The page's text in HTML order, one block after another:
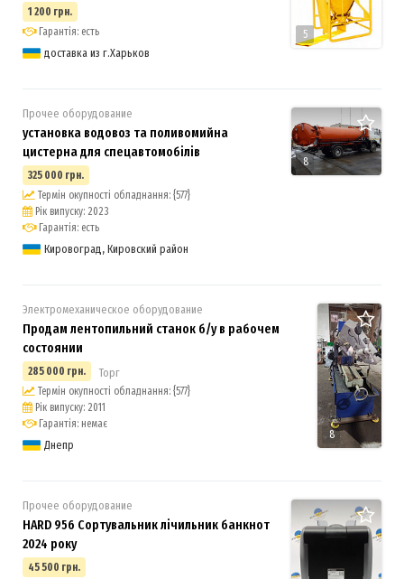
5
1 200 грн.
Гарантія: есть
доставка из г.Харьков
8
Прочее оборудование
установка водовоз та поливомийна
цистерна для спецавтомобілів
325 000 грн.
Термін окупності обладнання: {577}
Рік випуску: 2023
Гарантія: есть
Кировоград, Кировский район
8
Электромеханическое оборудование
Продам лентопильний станок б/у в рабочем
состоянии
285 000 грн. Торг
Термін окупності обладнання: {577}
Рік випуску: 2011
Гарантія: немає
Днепр
Прочее оборудование
HARD 956 Сортувальник лічильник банкнот
2024 року
45 500 грн.